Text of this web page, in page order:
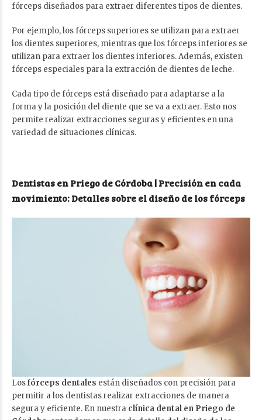
fórceps diseñados para extraer diferentes tipos de dientes.
Por ejemplo, los fórceps superiores se utilizan para extraer
los dientes superiores, mientras que los fórceps inferiores se
utilizan para extraer los dientes inferiores. Además, existen
fórceps especiales para la extracción de dientes de leche.
Cada tipo de fórceps está diseñado para adaptarse a la
forma y la posición del diente que se va a extraer. Esto nos
permite realizar extracciones seguras y eficientes en una
variedad de situaciones clínicas.
Dentistas en Priego de Córdoba | Precisión en cada
movimiento: Detalles sobre el diseño de los fórceps
Losfórceps dentales están diseñados con precisión para
permitir a los dentistas realizar extracciones de manera
segura y eficiente. En nuestra clínica dental en Priego de